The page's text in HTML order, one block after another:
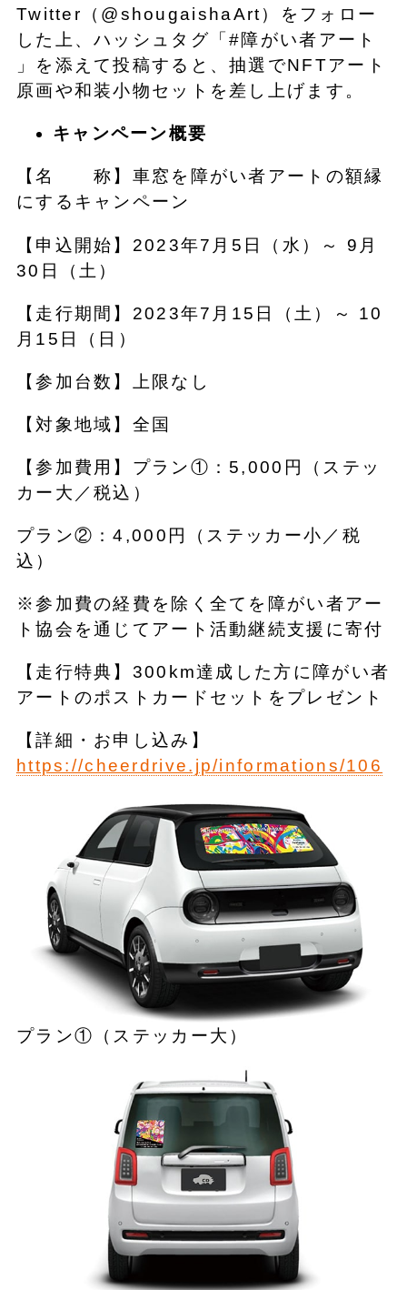
Twitter（@shougaishaArt）をフォロー
した上、ハッシュタグ「#障がい者アート
」を添えて投稿すると、抽選でNFTアート
原画や和装小物セットを差し上げます。
キャンペーン概要
【名 称】車窓を障がい者アートの額縁
にするキャンペーン
【申込開始】2023年7月5日（水）～ 9月
30日（土）
【走行期間】2023年7月15日（土）～ 10
月15日（日）
【参加台数】上限なし
【対象地域】全国
【参加費用】プラン①：5,000円（ステッ
カー大／税込）
プラン②：4,000円（ステッカー小／税
込）
※参加費の経費を除く全てを障がい者アー
ト協会を通じてアート活動継続支援に寄付
【走行特典】300km達成した方に障がい者
アートのポストカードセットをプレゼント
【詳細・お申し込み】
https://cheerdrive.jp/informations/106
プラン①（ステッカー大）